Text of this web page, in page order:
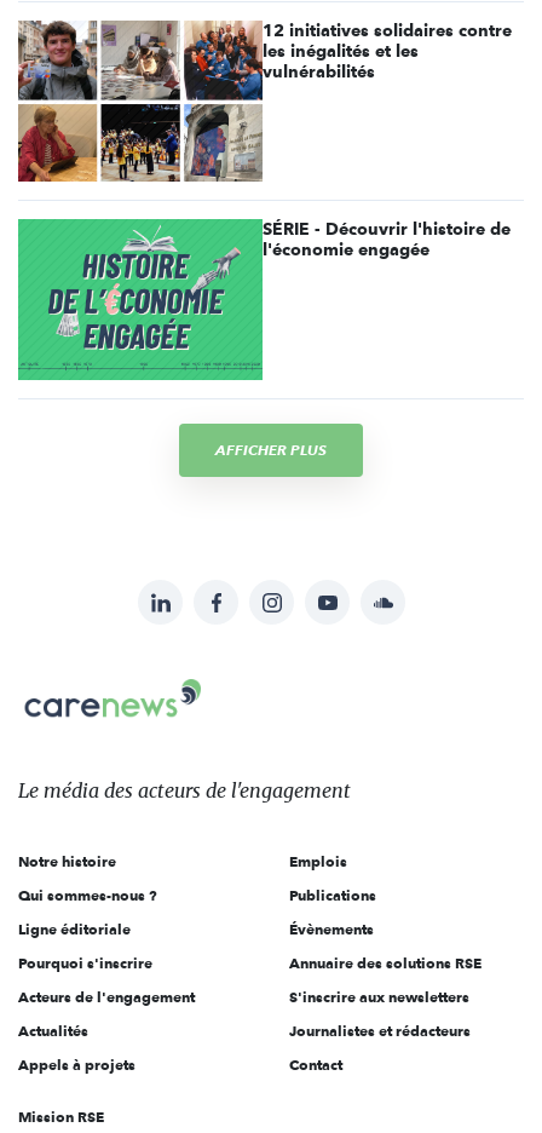
12 initiatives solidaires contre
les inégalités et les
vulnérabilités
SÉRIE - Découvrir l'histoire de
l'économie engagée
AFFICHER PLUS
sur:
LinkedInFacebookInstagramYouTubeSoundcloud
Carenews,
Le
des
l'engagement
Le média des acteurs de l'engagement
Notre histoire
Qui sommes-nous ?
Ligne éditoriale
Pourquoi s'inscrire
Acteurs de l'engagement
Actualités
Appels à projets
Emplois
Publications
Évènements
Annuaire des solutions RSE
S'inscrire aux newsletters
Journalistes et rédacteurs
Contact
Mission RSE